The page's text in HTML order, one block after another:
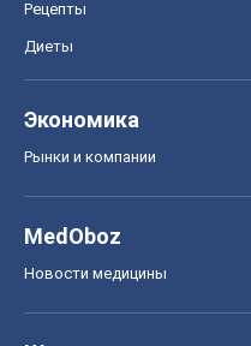
Рецепты
Диеты
Экономика
Рынки и компании
MedOboz
Новости медицины